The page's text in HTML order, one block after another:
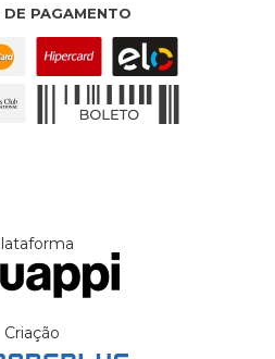
DE PAGAMENTO
Criação